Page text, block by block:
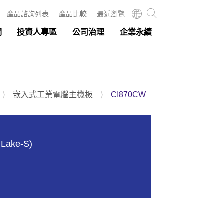
投資人專區 公司治理 企業永續
產品諮詢列表 產品比較 最近瀏覽
⟩ 嵌入式工業電腦主機板 ⟩ CI870CW
S)